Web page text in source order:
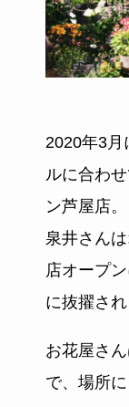
2020年3月
ルに合わ
ン芦屋店。
泉井さん
店オープ
に抜擢され
お花屋さ
で、場所